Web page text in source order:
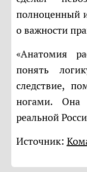
полноценный
о важности
«Анатомия распада» поможет лучше
понять
следствие,
ногами.
реальной
Источник: